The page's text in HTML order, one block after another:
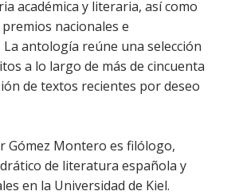
académica y literaria, así como
nacionales e
antología reúne una selección
a lo largo de más de cincuenta
de textos recientes por deseo
Gómez Montero es filólogo,
de literatura española y
en la Universidad de Kiel.